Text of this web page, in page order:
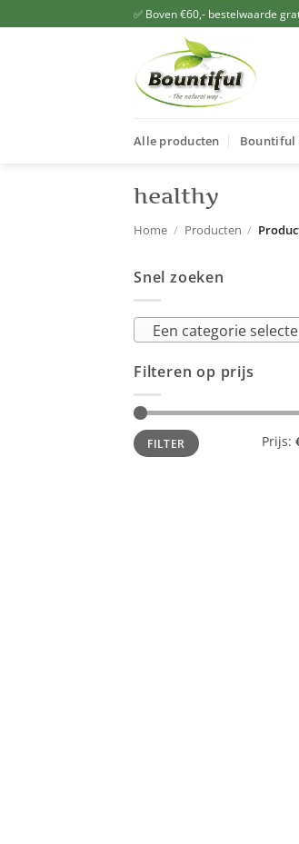
naar
✅ Boven €60,- bestelwaarde
Alle producten Bountiful
healthy
Home / Producten /
Snel zoeken
Filteren op prijs
Min.
prijs
Max.
prijsFILTER Prijs: